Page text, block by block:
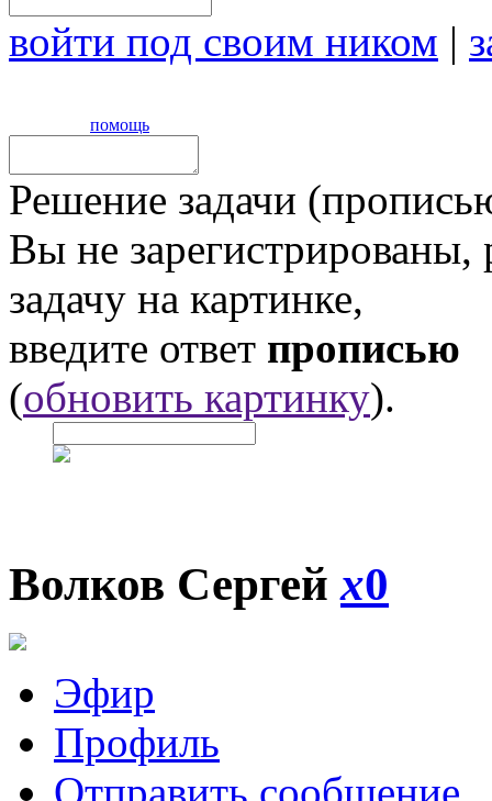
войти под своим ником |
помощь
Решение задачи
Вы не
задачу на картинке,
введите ответ прописью
(обновить картинку).
Волков Сергейx0
Эфир
Профиль
Отправить сообщение